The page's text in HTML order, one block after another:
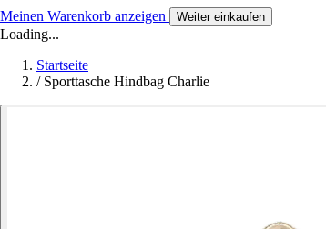
Meinen Warenkorb anzeigen Weiter einkaufen
Loading...
Startseite
/ Sporttasche Hindbag Charlie